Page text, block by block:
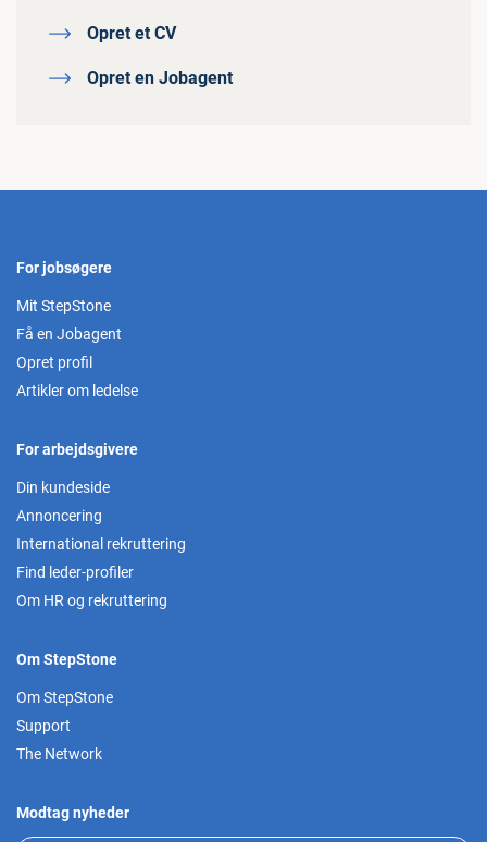
Opret et CV
Opret en Jobagent
For jobsøgere
Mit StepStone
Få en Jobagent
Opret profil
Artikler om ledelse
For arbejdsgivere
Din kundeside
Annoncering
International rekruttering
Find leder-profiler
Om HR og rekruttering
Om StepStone
Om StepStone
Support
The Network
Modtag nyheder